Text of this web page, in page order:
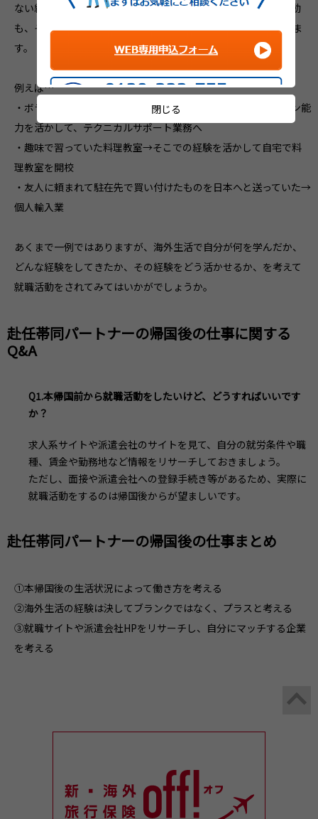
ない経験もあります。例えば現地での習い事やボランティア活動
も、その内容次第でキャリアとして活かす事ができるかと思いま
す。
例えば…
・ボランティアとして日本語を教えていた→コミュニケーション能
力を活かして、テクニカルサポート業務へ
・趣味で習っていた料理教室→そこでの経験を活かして自宅で料
理教室を開校
・友人に頼まれて駐在先で買い付けたものを日本へと送っていた→
個人輸入業
あくまで一例ではありますが、海外生活で自分が何を学んだか、
どんな経験をしてきたか、その経験をどう活かせるか、を考えて
就職活動をされてみてはいかがでしょうか。
赴任帯同パートナーの帰国後の仕事に関する
Q&A
Q1.本帰国前から就職活動をしたいけど、どうすればいいです
か？
求人系サイトや派遣会社のサイトを見て、自分の就労条件や職
種、賃金や勤務地など情報をリサーチしておきましょう。
ただし、面接や派遣会社への登録手続き等があるため、実際に
就職活動をするのは帰国後からが望ましいです。
赴任帯同パートナーの帰国後の仕事まとめ
①本帰国後の生活状況によって働き方を考える
②海外生活の経験は決してブランクではなく、プラスと考える
③就職サイトや派遣会社HPをリサーチし、自分にマッチする企業
を考える
閉じる